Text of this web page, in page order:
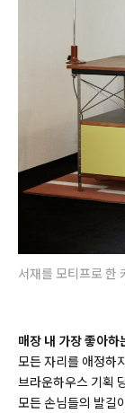
서재를 모티프로
매장 내 가장 좋아
모든 자리를 애정하
브라운하우스 기획
모든 손님들의 발길